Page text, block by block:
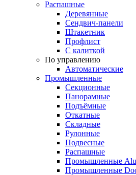
Распашные
Деревянные
Сендвич-панели
Штакетник
Профлист
С калиткой
По управлению
Автоматические
Промышленные
Секционные
Панорамные
Подъёмные
Откатные
Складные
Рулонные
Подвесные
Распашные
Промышленные
Промышленные